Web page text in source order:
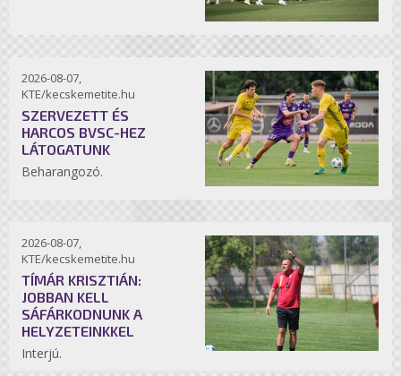
2026-08-07,
KTE/kecskemetite.hu
SZERVEZETT ÉS
HARCOS BVSC-HEZ
LÁTOGATUNK
Beharangozó.
2026-08-07,
KTE/kecskemetite.hu
TÍMÁR KRISZTIÁN:
JOBBAN KELL
SÁFÁRKODNUNK A
HELYZETEINKKEL
Interjú.